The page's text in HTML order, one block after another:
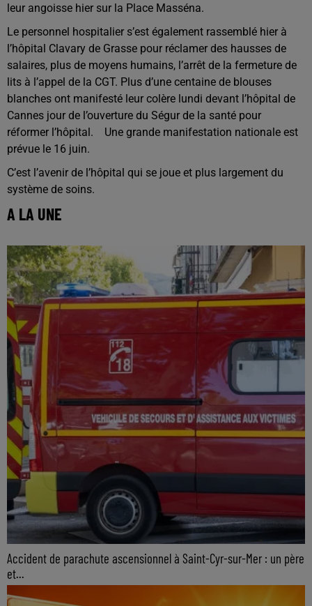
leur angoisse hier sur la Place Masséna.
Le personnel hospitalier s’est également rassemblé hier à
l’hôpital Clavary de Grasse pour réclamer des hausses de
salaires, plus de moyens humains, l’arrêt de la fermeture de
lits à l’appel de la CGT. Plus d’une centaine de blouses
blanches ont manifesté leur colère lundi devant l’hôpital de
Cannes jour de l’ouverture du Ségur de la santé pour
réformer l’hôpital. Une grande manifestation nationale est
prévue le 16 juin.
C’est l’avenir de l’hôpital qui se joue et plus largement du
système de soins.
A LA UNE
Accident de parachute ascensionnel à Saint-Cyr-sur-Mer : un père
et...